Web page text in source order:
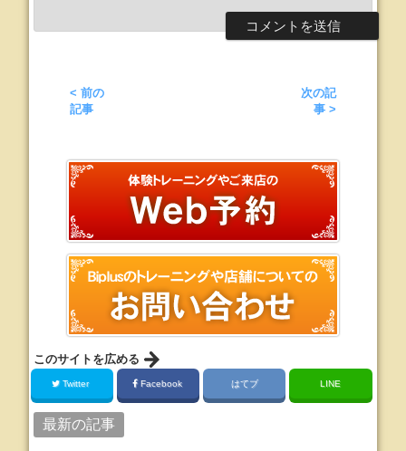
< 前の
記事
次の記
事 >
このサイトを広める
Twitter Facebook はてブ LINE
最新の記事